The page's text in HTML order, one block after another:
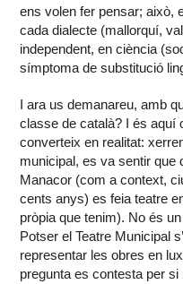
ens volen fer pensar; això,
cada dialecte (mallorquí,
independent, en ciència
símptoma de substitució
I ara us demanareu, amb
classe de català? I és aquí
converteix en realitat:
municipal, es va sentir que
Manacor (com a context,
cents anys) es feia teatre
pròpia que tenim). No és
Potser el Teatre Municipal
representar les obres en
pregunta es contesta per